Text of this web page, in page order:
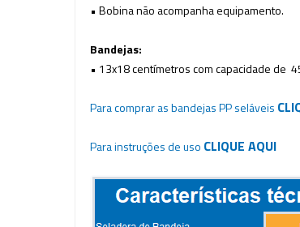
• Bobina não acompanha equipamento.
Bandejas:
• 13x18 centímetros com capacidade de 4
Para comprar as bandejas PP seláveis
Para instruções de uso CLIQUE AQUI